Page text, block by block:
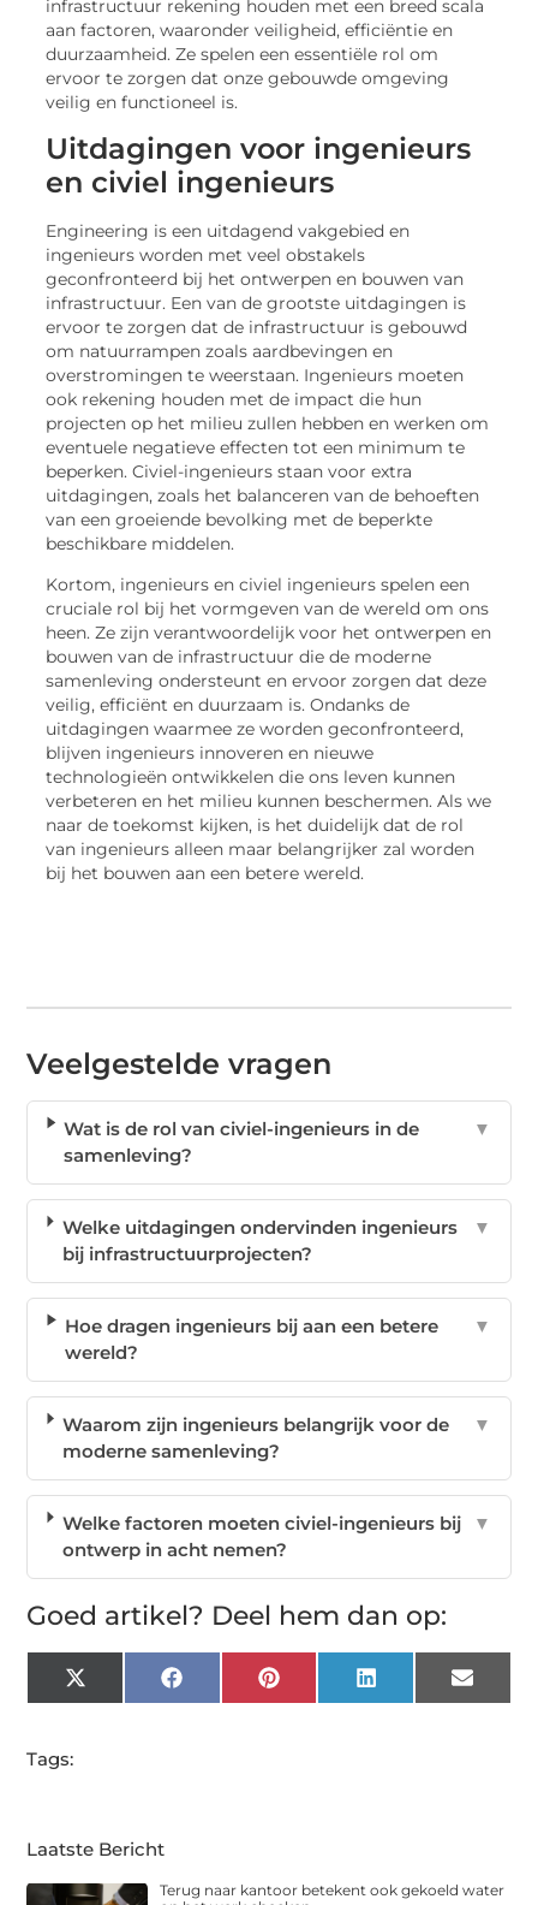
infrastructuur rekening houden met een breed scala
aan factoren, waaronder veiligheid, efficiëntie en
duurzaamheid. Ze spelen een essentiële rol om
ervoor te zorgen dat onze gebouwde omgeving
veilig en functioneel is.
Uitdagingen voor ingenieurs
en civiel ingenieurs
Engineering is een uitdagend vakgebied en
ingenieurs worden met veel obstakels
geconfronteerd bij het ontwerpen en bouwen van
infrastructuur. Een van de grootste uitdagingen is
ervoor te zorgen dat de infrastructuur is gebouwd
om natuurrampen zoals aardbevingen en
overstromingen te weerstaan. Ingenieurs moeten
ook rekening houden met de impact die hun
projecten op het milieu zullen hebben en werken om
eventuele negatieve effecten tot een minimum te
beperken. Civiel-ingenieurs staan voor extra
uitdagingen, zoals het balanceren van de behoeften
van een groeiende bevolking met de beperkte
beschikbare middelen.
Kortom, ingenieurs en civiel ingenieurs spelen een
cruciale rol bij het vormgeven van de wereld om ons
heen. Ze zijn verantwoordelijk voor het ontwerpen en
bouwen van de infrastructuur die de moderne
samenleving ondersteunt en ervoor zorgen dat deze
veilig, efficiënt en duurzaam is. Ondanks de
uitdagingen waarmee ze worden geconfronteerd,
blijven ingenieurs innoveren en nieuwe
technologieën ontwikkelen die ons leven kunnen
verbeteren en het milieu kunnen beschermen. Als we
naar de toekomst kijken, is het duidelijk dat de rol
van ingenieurs alleen maar belangrijker zal worden
bij het bouwen aan een betere wereld.
Veelgestelde vragen
Wat is de rol van civiel-ingenieurs in de
samenleving?
▼
Welke uitdagingen ondervinden ingenieurs
bij infrastructuurprojecten?
▼
Hoe dragen ingenieurs bij aan een betere
wereld?
▼
Waarom zijn ingenieurs belangrijk voor de
moderne samenleving?
▼
Welke factoren moeten civiel-ingenieurs bij
ontwerp in acht nemen?
▼
Goed artikel? Deel hem dan op:
X
(Twitter)
FacebookPinterest LinkedIn Email
Tags:
Laatste Bericht
Terug naar kantoor betekent ook gekoeld water